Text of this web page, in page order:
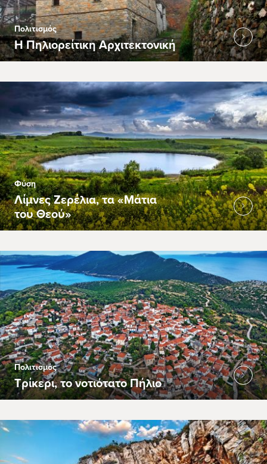
Πολιτισμός
Η Πηλιορείτικη Αρχιτεκτονική
Φύση
Λίμνες Ζερέλια, τα «Μάτια
του Θεού»
Πολιτισμός
Τρίκερι, το νοτιότατο Πήλιο